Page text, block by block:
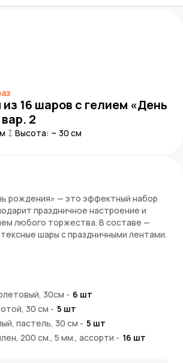
16 шаров с гелием «День
2
Высота: ~ 30 см
рождения» — это эффектный набор
праздничное настроение и
любого торжества. В составе —
шары с праздничными лентами.
состав
комнаты, зала или фотозоны
30см - 6 шт
30 см - 5 шт
пастель, 30 см - 5 шт
200 см., 5 мм., ассорти - 16 шт